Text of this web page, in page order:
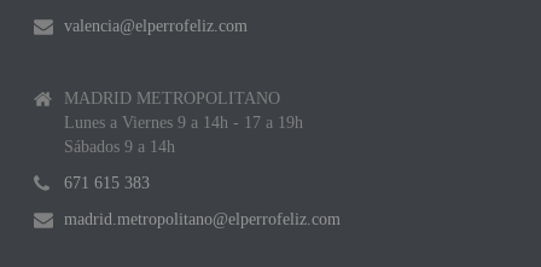
valencia@elperrofeliz.com
MADRID METROPOLITANO
Lunes a Viernes 9 a 14h - 17 a 19h
Sábados 9 a 14h
671 615 383
madrid.metropolitano@elperrofeliz.com